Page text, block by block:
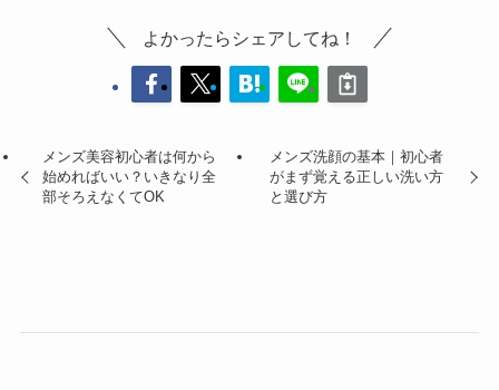
よかったらシェアしてね！
メンズ美容初心者は何から
始めればいい？いきなり全
部そろえなくてOK
メンズ洗顔の基本｜初心者
がまず覚える正しい洗い方
と選び方